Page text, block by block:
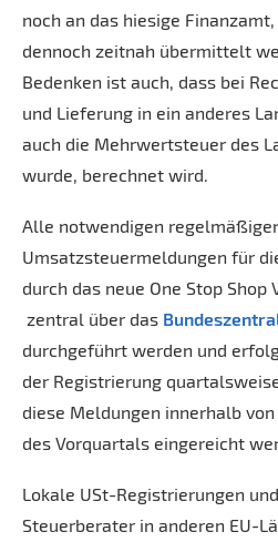
noch an das hiesige
dennoch zeitnah übermittelt
Bedenken ist auch, dass bei
und Lieferung in ein anderes
auch die Mehrwertsteuer des
wurde, berechnet wird.
Alle notwendigen
Umsatzsteuermeldungen für
durch das neue One Stop Shop
zentral über das
durchgeführt werden und
der Registrierung
diese Meldungen innerhalb
des Vorquartals eingereicht
Lokale USt-Registrierungen
Steuerberater in anderen EU-